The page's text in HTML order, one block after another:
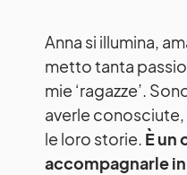
Anna si illumina,
metto tanta
mie ‘ragazze’.
averle
le loro storie. È un
accompagnarle